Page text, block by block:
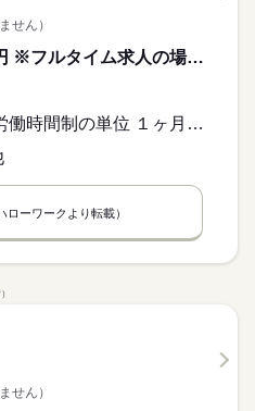
せん）
195,500円〜262,000円 ※フルタイム求人の場合は月額（換算額）、パート求人の場合は時間額を表示しています。
変形労働時間制 変形労働時間制の単位 １ヶ月単位 就業時間１ 8時45分〜18時30分 就業時間２ 9時00分〜13時30分 就業時間３ 13時00分〜17時30分 就業時間に関する特記事項 （４）８：４５～１３：１５／土曜日（休憩なし）
ローワークより転載）
せん）